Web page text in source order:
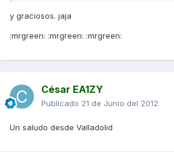
y graciosos. jaja
:mrgreen: :mrgreen: :mrgreen:
César EA1ZY
Publicado 21 de Junio del 2012
Un saludo desde Valladolid